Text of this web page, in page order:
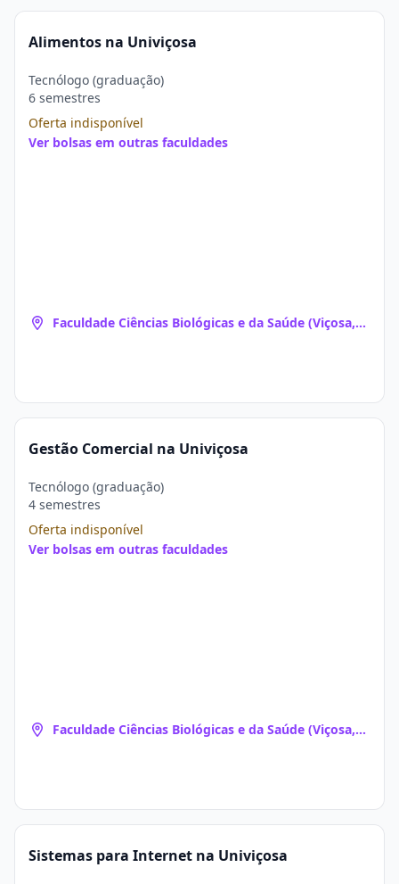
Alimentos na Univiçosa
Tecnólogo (graduação)
6 semestres
Oferta indisponível
Ver bolsas em outras faculdades
Faculdade Ciências Biológicas e da Saúde (Viçosa,
Gestão Comercial na Univiçosa
Tecnólogo (graduação)
4 semestres
Oferta indisponível
Ver bolsas em outras faculdades
Faculdade Ciências Biológicas e da Saúde (Viçosa,
Sistemas para Internet na Univiçosa